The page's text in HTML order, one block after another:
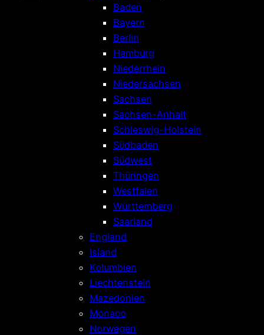
Baden
Bayern
Berlin
Hamburg
Niederrhein
Niedersachsen
Sachsen
Sachsen-Anhalt
Schleswig-Holstein
Südbaden
Südwest
Thüringen
Westfalen
Württemberg
Saarland
England
Island
Kolumbien
Liechtenstein
Mazedonien
Monaco
Norwegen